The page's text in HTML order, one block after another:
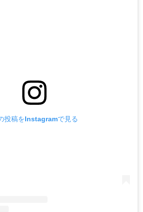
投稿をInstagramで見る